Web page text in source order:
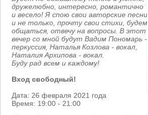
дружелюбно, интересно, романтично
и весело! Я спою свои авторские песни
и не только, прочту свои стихи, будем
общаться, отвечу на вопросы. В этот
вечер со мной будут Вадим Пономарь -
перкуссия, Наталья Козлова - вокал,
Наталия Архипова - вокал.
Буду рад всем и каждому!
Вход свободный!
Дата: 26 февраля 2021 года
Время: 19:00 - 21:00